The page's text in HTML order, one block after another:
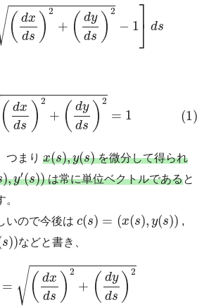
( dx
ds ) 2
+ ( dy
ds ) 2
− 1⎤
⎦ ds
dxds)2+(dyds)2−1
( dx
ds ) 2
+ ( dy
ds ) 2
= 1 (1)
(dxds)2+(dyds)2=
つまり x(s),y(s)
(s ) s ) を微分して得られ
),y′(s))
), (s ) は常に単位ベクトルであると
いので今後は c(s) = (x(s), y(s))
( s) ( ) y )) ,
s))などと書き、
= √( dx
ds ) 2
+ ( dy
ds ) 2
dxds)2+(dyds)2